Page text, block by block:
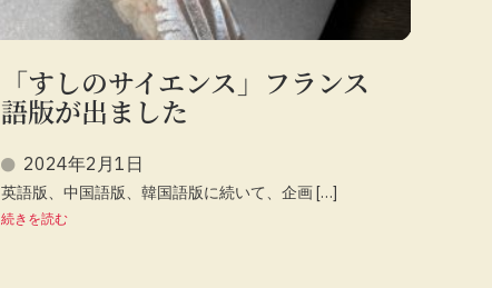
「すしのサイエンス」フランス
語版が出ました
2024年2月1日
英語版、中国語版、韓国語版に続いて、企画 […]
続きを読む